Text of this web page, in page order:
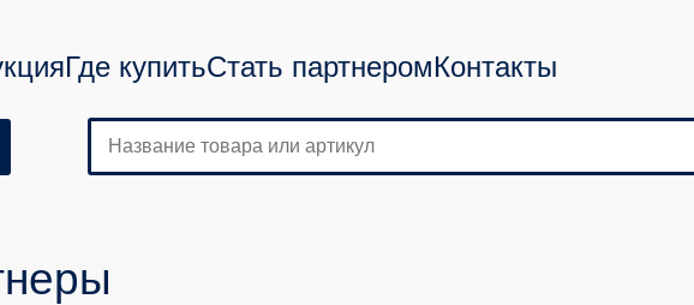
Где купитьСтать партнеромКонтакты